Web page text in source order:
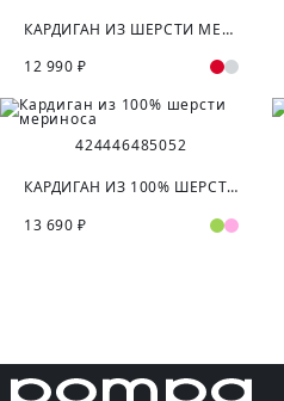
КАРДИГАН ИЗ ШЕРСТИ МЕРИНОСА И КАШЕМИРА
12 990 ₽
424446485052
КАРДИГАН ИЗ 100% ШЕРСТИ МЕРИНОСА
13 690 ₽